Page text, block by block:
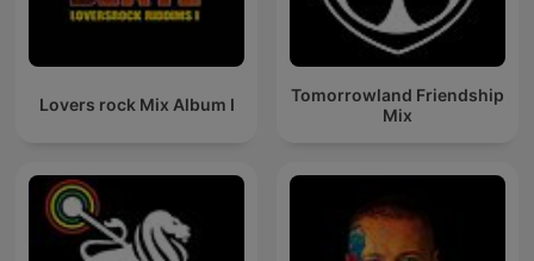
Lovers rock Mix Album I
Tomorrowland Friendship
Mix